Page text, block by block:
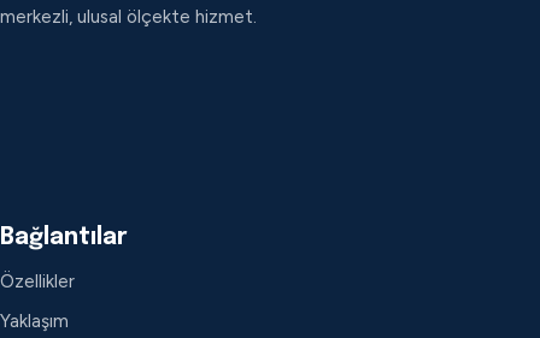
merkezli, ulusal ölçekte hizmet.
Bağlantılar
Özellikler
Yaklaşım